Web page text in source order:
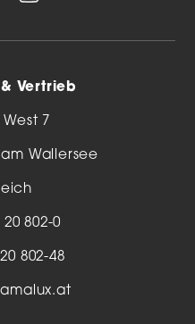
Vertrieb
7
Wallersee
20 802-0
802-48